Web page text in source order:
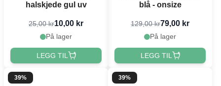
halskjede gul uv
25,00 kr10,00 kr
På lager
LEGG TIL
blå - onsize
129,00 kr79,00 kr
På lager
LEGG TIL
39% 39%